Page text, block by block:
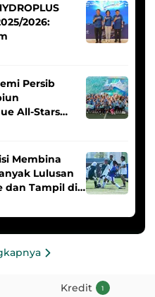
2026:
Persib
All-Stars
Membina
Lulusan
dan Tampil di
Kredit 1